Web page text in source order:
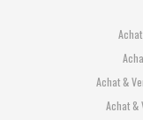
Achat &
Achat &